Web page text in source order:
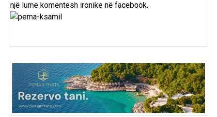
një lumë komentesh ironike në facebook.